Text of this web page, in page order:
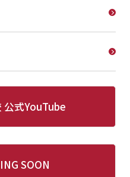
公式YouTube
SOON